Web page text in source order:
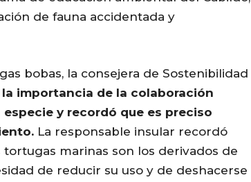
de fauna accidentada y
bobas, la consejera de Sostenibilidad
importancia de la colaboración
y recordó que es preciso
La responsable insular recordó
marinas son los derivados de
de reducir su uso y de deshacerse